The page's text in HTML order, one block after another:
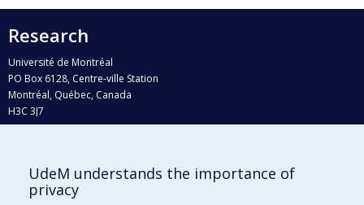
Research
Université de Montréal
PO Box 6128, Centre-ville Station
Montréal, Québec, Canada
H3C 3J7
Who does what?
UdeM understands the importance of
privacy